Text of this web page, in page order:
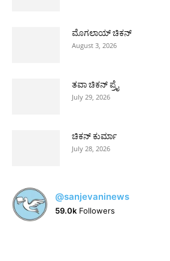
ಮೊಗಲಾಯ್ ಚಿಕನ್
August 3, 2026
ತವಾ ಚಿಕನ್ ಪ್ರೈ
July 29, 2026
ಚಿಕನ್ ಕುರ್ಮಾ
July 28, 2026
@sanjevaninews
59.0k Followers